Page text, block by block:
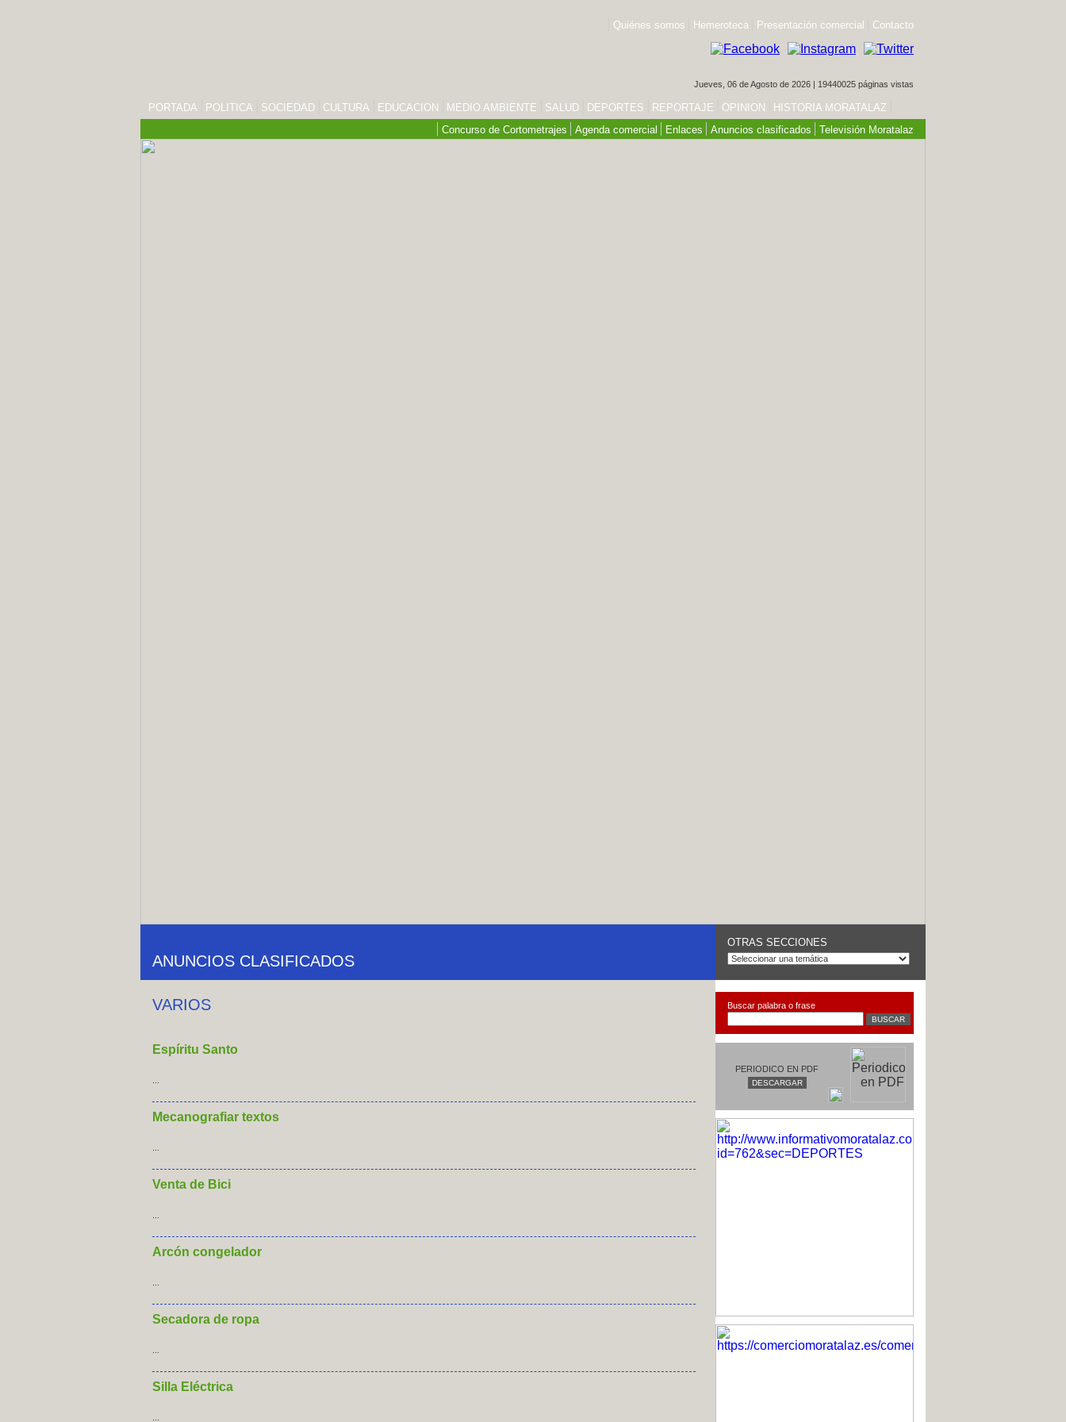
Quiénes somos Hemeroteca Presentación comercial Contacto
Jueves, 06 de Agosto de 2026 | 19440025 páginas vistas
PORTADA POLITICA SOCIEDAD CULTURA EDUCACION MEDIO AMBIENTE SALUD DEPORTES REPORTAJE OPINION
HISTORIA MORATALAZ
Concurso de Cortometrajes
Agenda comercial Enlaces Anuncios clasificados Televisión Moratalaz
ANUNCIOS CLASIFICADOS
OTRAS SECCIONES
VARIOS
Espíritu Santo
Mecanografiar textos
Venta de Bici
Arcón congelador
Secadora de ropa
Silla Eléctrica
Buscar palabra o frase
PERIODICO EN PDF
DESCARGAR